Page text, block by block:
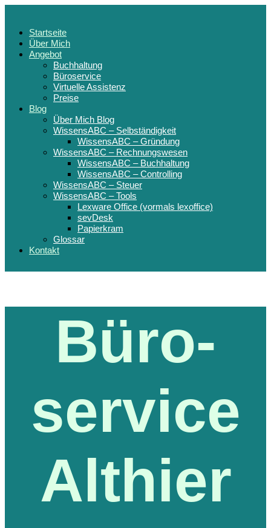
Startseite
Über Mich
Angebot
Buchhaltung
Büroservice
Virtuelle Assistenz
Preise
Blog
Über Mich Blog
WissensABC – Selbständigkeit
WissensABC – Gründung
WissensABC – Rechnungswesen
WissensABC – Buchhaltung
WissensABC – Controlling
WissensABC – Steuer
WissensABC – Tools
Lexware Office (vormals lexoffice)
sevDesk
Papierkram
Glossar
Kontakt
Büro-
service
Althier